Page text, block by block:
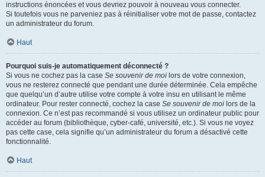
instructions énoncées et vous devriez pouvoir à nouveau vous connecter.
Si toutefois vous ne parveniez pas à réinitialiser votre mot de passe, contactez
un administrateur du forum.
Haut
Pourquoi suis-je automatiquement déconnecté ?
Si vous ne cochez pas la case Se souvenir de moi lors de votre connexion,
vous ne resterez connecté que pendant une durée déterminée. Cela empêche
que quelqu’un d’autre utilise votre compte à votre insu en utilisant le même
ordinateur. Pour rester connecté, cochez la case Se souvenir de moi lors de la
connexion. Ce n’est pas recommandé si vous utilisez un ordinateur public pour
accéder au forum (bibliothèque, cyber-café, université, etc.). Si vous ne voyez
pas cette case, cela signifie qu’un administrateur du forum a désactivé cette
fonctionnalité.
Haut